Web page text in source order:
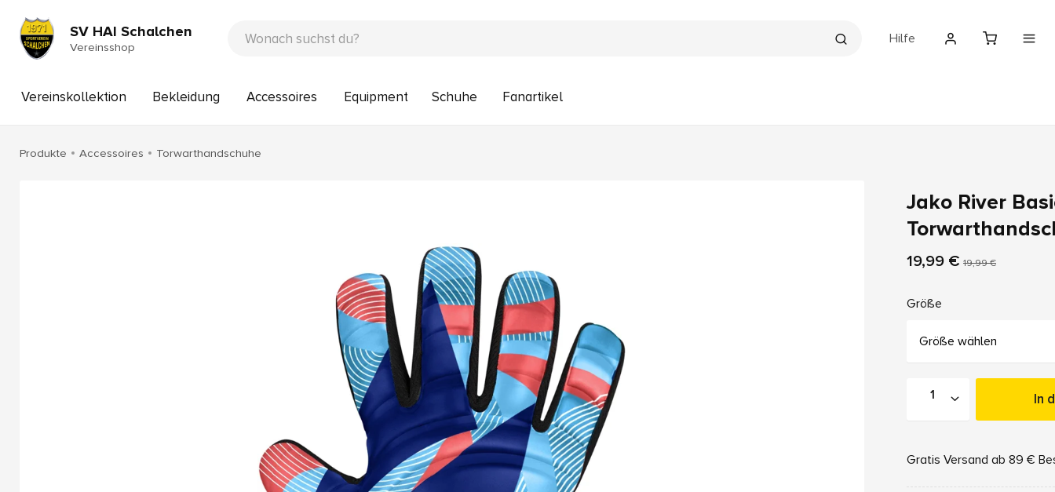
SV HAI Schalchen
Vereinsshop
Hilfe
Vereinskollektion Bekleidung Accessoires Equipment Schuhe Fanartikel
Produkte Accessoires Torwarthandschuhe
Jako River
19,99 € 19,99 €
Größe
Größe wählen
In
Gratis Versand ab 89 €